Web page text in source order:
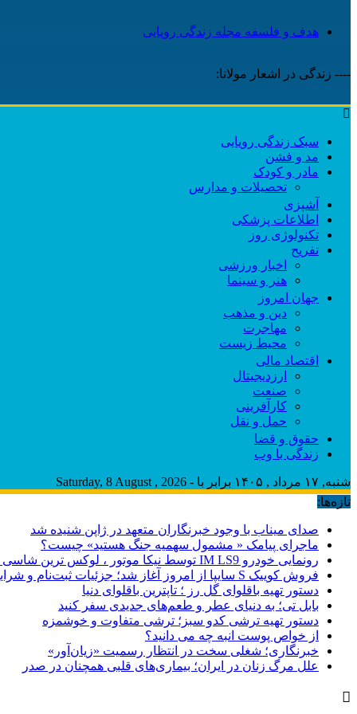
هدف و فلسفه مجله زندگی رویایی
---- زندگی در اشعار مولانا:
سبک زندگی رویایی
مد و فشن
مادر و کودک
تحصیلات و مدارس
آشپزی
اطلاعات پزشکی
تکنولوژی روز
تفریح
اخبار ورزشی
هنر و سینما
جهان امروز
دین و مذهب
مهاجرت
محیط زیست
اقتصاد مالی
ارزدیجیتال
صنعت
کارآفرینی
حمل و نقل
حقوق و قضا
زندگی با وب
شنبه, ۱۷ مرداد , ۱۴۰۵ برابر با - Saturday, 8 August , 2026
تازه‌ها:
صدای میناب با وجود خبرنگاران متعهد در ژاپن شنیده شد
ماجرای پیامک « مشمول سهمیه جنگ هستید» چیست؟
رونمایی خودرو IM LS9 توسط نیکا موتور ، لوکس ترین شاسی بلند EREV در ایران
فروش کوییک S سایپا از امروز آغاز شد؛ جزئیات ثبت‌نام و شرایط
دستور تهیه باقلوای گل رز ؛ تاپترین باقلوای دنیا
بابل تی؛ به دنیای عطر و طعم‌های جدیدی سفر کنید
دستور تهیه ترشی کدو سبز؛ ترشی متفاوت و خوشمزه
از خواص پوست انبه چه می دانید؟
خبرنگاری؛ شغلی سخت در انتظار رسمیت «زیان‌آور»
علل مرگ زنان در ایران؛ بیماری‌های قلبی همچنان در صدر